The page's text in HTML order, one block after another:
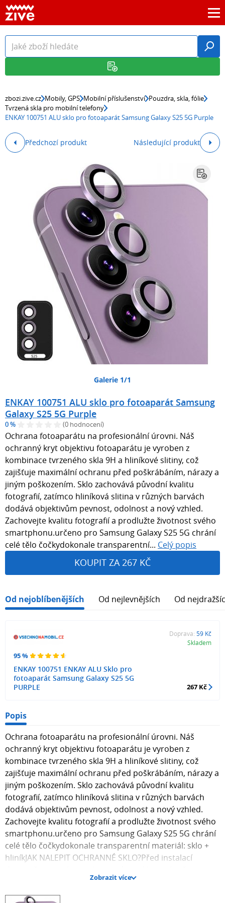
zbozi.zive.cz Mobily, GPS Mobilní příslušenství Pouzdra, skla, fólie
Tvrzená skla pro mobilní telefony
ENKAY 100751 ALU sklo pro fotoaparát Samsung Galaxy S25 5G Purple
Předchozí produkt Následující produkt
Galerie 1/1
ENKAY 100751 ALU sklo pro fotoaparát Samsung
Galaxy S25 5G Purple
0 % (0 hodnocení)
Ochrana fotoaparátu na profesionální úrovni. Náš
ochranný kryt objektivu fotoaparátu je vyroben z
kombinace tvrzeného skla 9H a hliníkové slitiny, což
zajišťuje maximální ochranu před poškrábáním, nárazy a
jiným poškozením. Sklo zachovává původní kvalitu
fotografií, zatímco hliníková slitina v různých barvách
dodává objektivům pevnost, odolnost a nový vzhled.
Zachovejte kvalitu fotografií a prodlužte životnost svého
smartphonu.určeno pro Samsung Galaxy S25 5G chrání
celé tělo čočkydokonale transparentní... Celý popis
KOUPIT ZA 267 KČ
Od nejoblíbenějších Od nejlevnějších Od
95 %
ENKAY 100751 ENKAY ALU Sklo pro
fotoaparát Samsung Galaxy S25 5G
PURPLE
Doprava: 59 Kč
Skladem
267 Kč
Popis
Ochrana fotoaparátu na profesionální úrovni. Náš
ochranný kryt objektivu fotoaparátu je vyroben z
kombinace tvrzeného skla 9H a hliníkové slitiny, což
zajišťuje maximální ochranu před poškrábáním, nárazy a
jiným poškozením. Sklo zachovává původní kvalitu
fotografií, zatímco hliníková slitina v různých barvách
dodává objektivům pevnost, odolnost a nový vzhled.
Zachovejte kvalitu fotografií a prodlužte životnost svého
smartphonu.určeno pro Samsung Galaxy S25 5G chrání
celé tělo čočkydokonale transparentní materiál: sklo +
hliníkJAK NALEPIT OCHRANNÉ SKLO?Před instalací
připevněno ke smartphonu. 1. Důkladně vyčistěte
displej/objektiv fotoaparátu smartphonu pomocí
Zobrazit více